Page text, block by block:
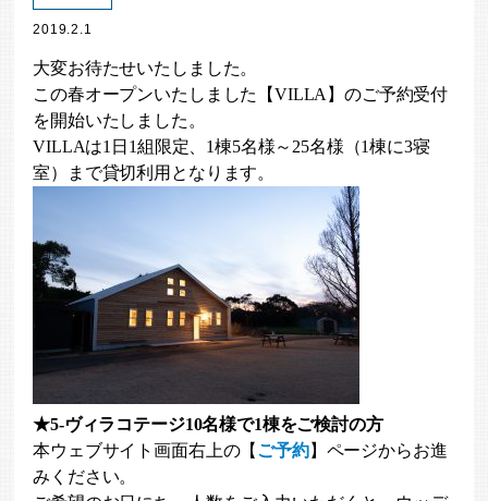
2019.2.1
大変お待たせいたしました。
この春オープンいたしました【VILLA】のご予約受付
を開始いたしました。
VILLAは1日1組限定、1棟5名様～25名様（1棟に3寝
室）まで貸切利用となります。
★5-ヴィラコテージ10名様で1棟をご検討の方
本ウェブサイト画面右上の【 ご予約】ページからお進
みください。